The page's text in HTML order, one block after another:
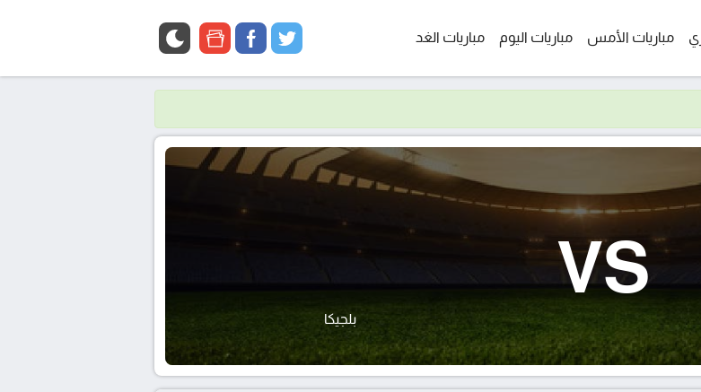
مباريات الأمس مباريات اليوم مباريات الغد twitter
facebook
google
VS
بلجيكا